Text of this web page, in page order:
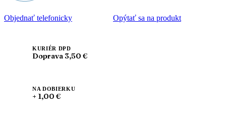
Moruša
šťava
Objednať telefonicky Opýtať sa na produkt
KURIÉR DPD
Doprava 3,50 €
NA DOBIERKU
+ 1,00 €